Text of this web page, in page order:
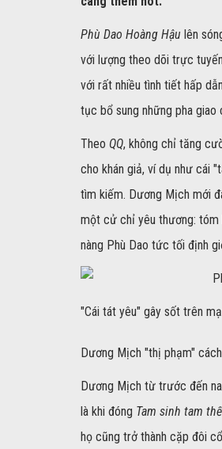
Phù Dao Hoàng Hậu lên
với lượng theo dõi trực
với rất nhiều tình tiết hấp
tục bổ sung những pha giao
Theo QQ, không chỉ tăng
cho khán giả, ví dụ như cái
tìm kiếm. Dương Mịch mới
một cử chỉ yêu thương: tóm
nàng Phù Dao tức tối định
"Cái tát yêu" gây sốt trên
Dương Mịch "thị phạm"
Dương Mịch từ trước đến
là khi đóng Tam sinh tam
họ cũng trở thành cặp đôi